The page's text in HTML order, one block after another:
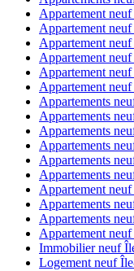
Appartement
Appartement
Appartement neuf
Appartement neuf
Appartement
Appartement
Appartements
Appartements
Appartements
Appartements
Appartements
Appartements
Appartement
Appartements
Appartements
Appartement
Immobilier neuf
Logement neuf